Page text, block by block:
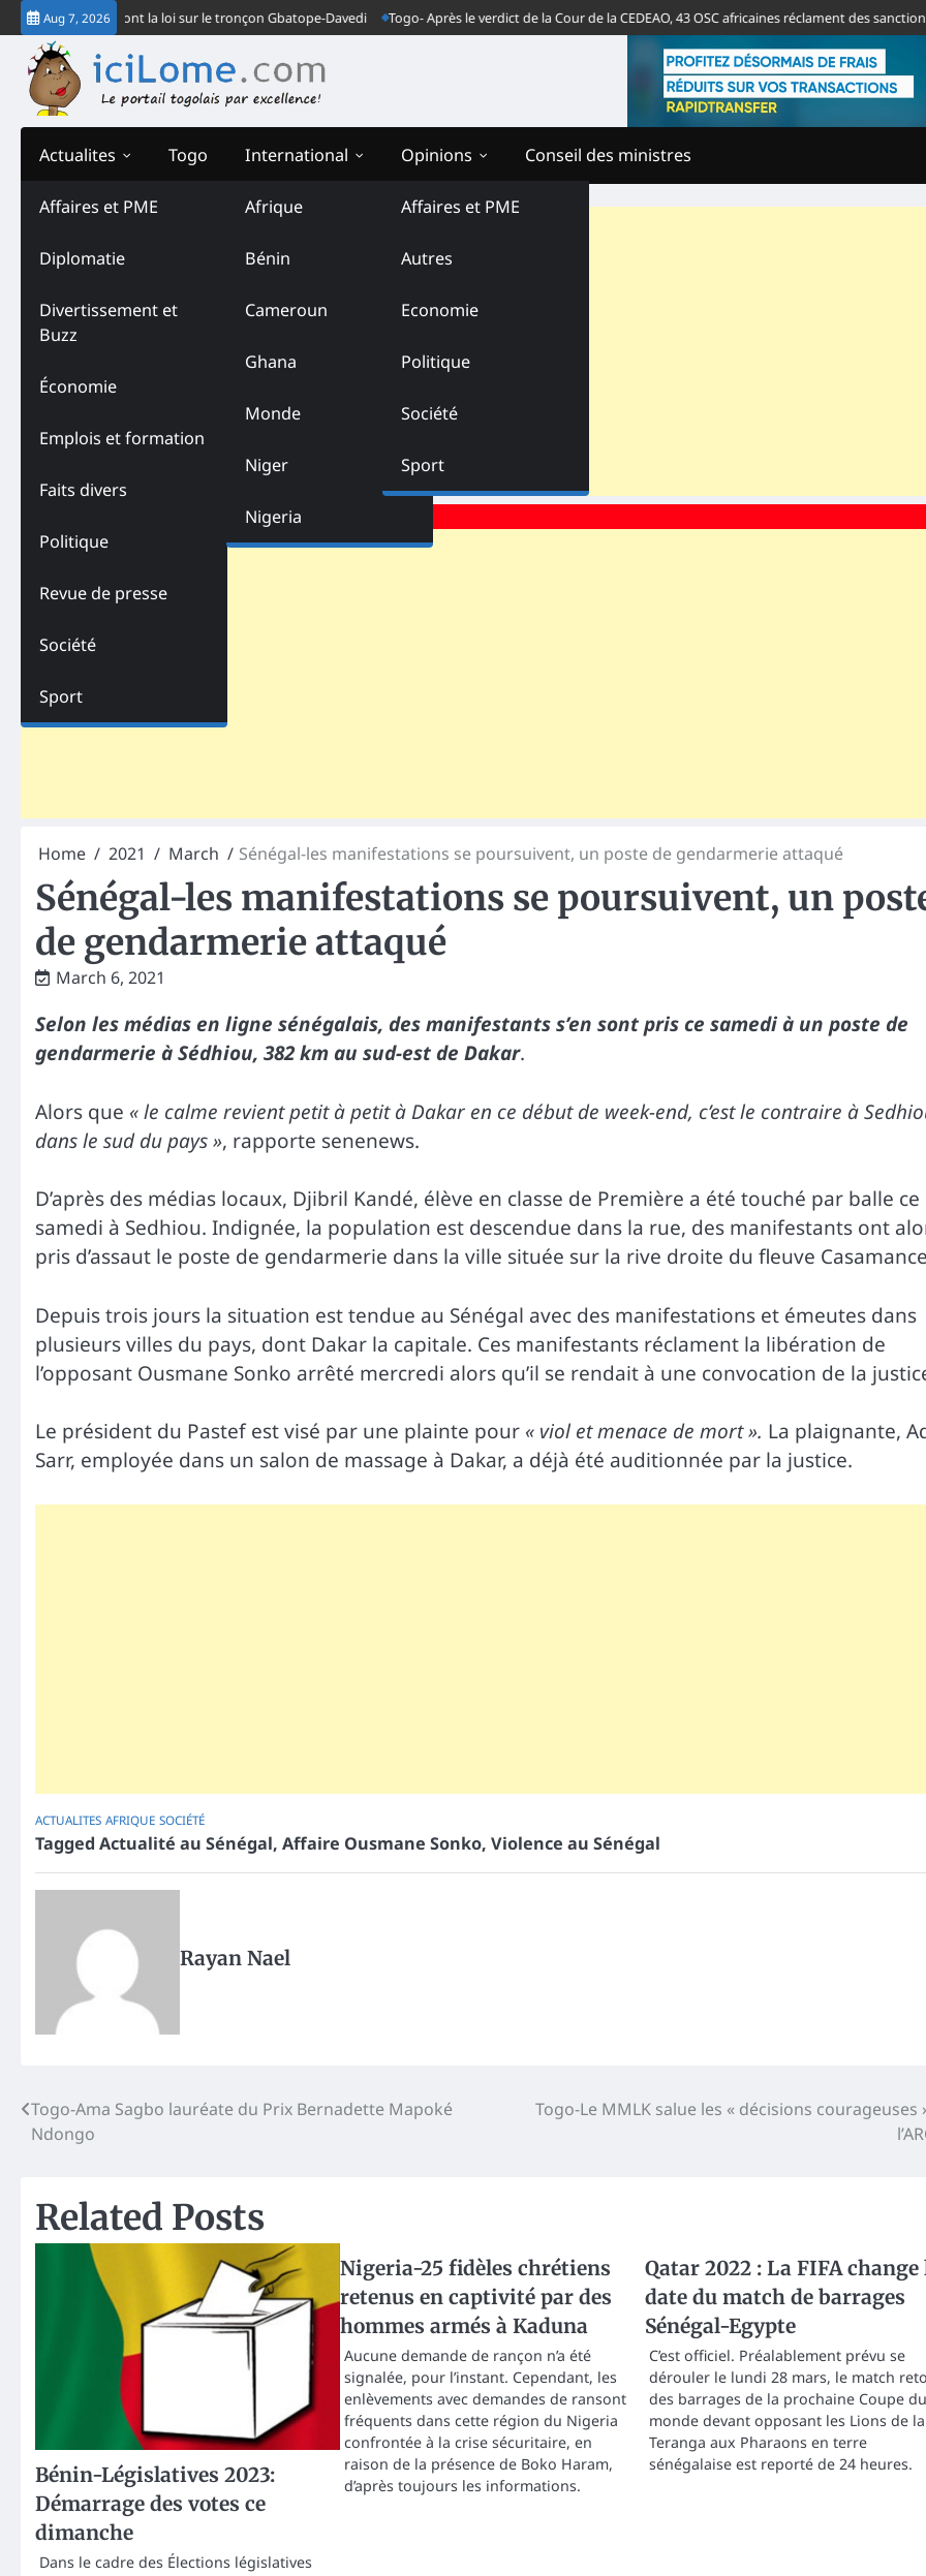
Skip
to
content
Aug 7, 2026
gendarmes font la loi sur le tronçon Gbatope-Davedi Togo- Après le verdict de la Cour de la CEDEAO, 43 OSC africaines réclament des sanctions
Actualites
Affaires et PME
Diplomatie
Divertissement et
Buzz
Économie
Emplois et formation
Faits divers
Politique
Revue de presse
Société
Sport
Togo International
Afrique
Bénin
Cameroun
Ghana
Monde
Niger
Nigeria
Opinions
Affaires et PME
Autres
Economie
Politique
Société
Sport
Conseil des ministres
Home 2021 March Sénégal-les manifestations se poursuivent, un poste de gendarmerie attaqué
Sénégal-les manifestations se poursuivent, un
de gendarmerie attaqué
March 6, 2021
Selon les médias en ligne sénégalais, des manifestants s’en sont pris ce samedi à un poste de
gendarmerie à Sédhiou, 382 km au sud-est de Dakar.
Alors que « le calme revient petit à petit à Dakar en ce début de week-end, c’est le contraire à
dans le sud du pays », rapporte senenews.
D’après des médias locaux, Djibril Kandé, élève en classe de Première a été touché par balle ce
samedi à Sedhiou. Indignée, la population est descendue dans la rue, des manifestants ont
pris d’assaut le poste de gendarmerie dans la ville située sur la rive droite du fleuve
Depuis trois jours la situation est tendue au Sénégal avec des manifestations et émeutes dans
plusieurs villes du pays, dont Dakar la capitale. Ces manifestants réclament la libération de
l’opposant Ousmane Sonko arrêté mercredi alors qu’il se rendait à une convocation de la
Le président du Pastef est visé par une plainte pour « viol et menace de mort ». La plaignante,
Sarr, employée dans un salon de massage à Dakar, a déjà été auditionnée par la justice.
ACTUALITES AFRIQUE SOCIÉTÉ
Tagged Actualité au Sénégal, Affaire Ousmane Sonko, Violence au Sénégal
Rayan Nael
Post
navigation
Togo-Ama Sagbo lauréate du Prix Bernadette Mapoké
Ndongo
Togo-Le MMLK salue les « décisions courageuses
Related Posts
Bénin-Législatives 2023:
Démarrage des votes ce
dimanche
Dans le cadre des Élections législatives
Nigeria-25 fidèles chrétiens
retenus en captivité par des
hommes armés à Kaduna
Aucune demande de rançon n’a été
signalée, pour l’instant. Cependant, les
enlèvements avec demandes de ransont
fréquents dans cette région du Nigeria
confrontée à la crise sécuritaire, en
raison de la présence de Boko Haram,
d’après toujours les informations.
Qatar 2022 : La FIFA change
date du match de barrages
Sénégal-Egypte
C’est officiel. Préalablement prévu se
dérouler le lundi 28 mars, le match
des barrages de la prochaine Coupe du
monde devant opposant les Lions de la
Teranga aux Pharaons en terre
sénégalaise est reporté de 24 heures.